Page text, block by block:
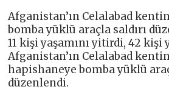
Afganistan’ın Celalabad
bomba yüklü araçla saldırı
11 kişi yaşamını yitirdi, 42 kişi
Afganistan’ın Celalabad
hapishaneye bomba yüklü
düzenlendi.